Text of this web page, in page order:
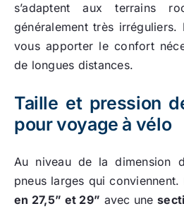
s’adaptent aux terrains
généralement très irréguliers.
vous apporter le confort
de longues distances.
Taille et pression
pour voyage à vélo
Au niveau de la dimension
pneus larges qui conviennent.
en 27,5” et 29” avec une